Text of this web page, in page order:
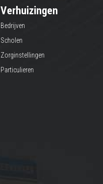
Verhuizingen
Bedrijven
Scholen
Zorginstellingen
Particulieren